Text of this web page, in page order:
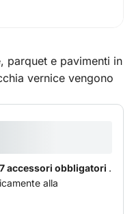
parquet e pavimenti in
vernice vengono
7 accessori obbligatori .
alla